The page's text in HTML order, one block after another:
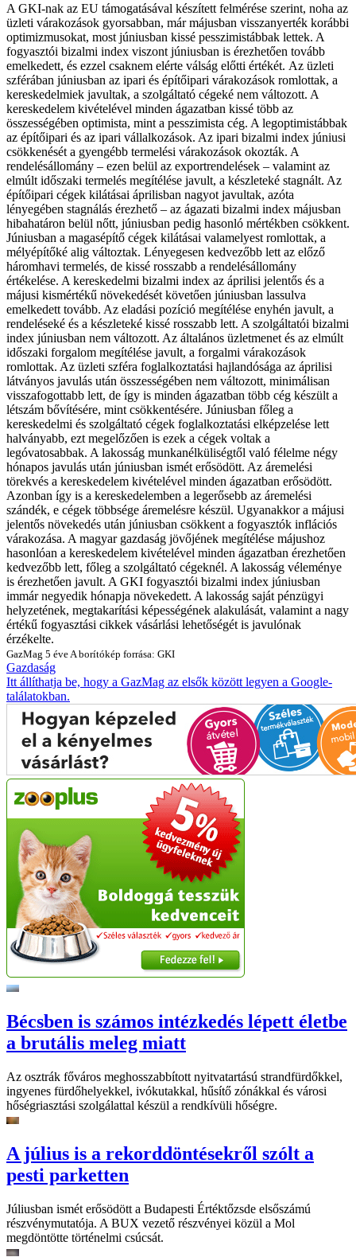
A GKI-nak az EU támogatásával készített felmérése szerint, noha az
üzleti várakozások gyorsabban, már májusban visszanyerték korábbi
optimizmusokat, most júniusban kissé pesszimistábbak lettek. A
fogyasztói bizalmi index viszont júniusban is érezhetően tovább
emelkedett, és ezzel csaknem elérte válság előtti értékét. Az üzleti
szférában júniusban az ipari és építőipari várakozások romlottak, a
kereskedelmiek javultak, a szolgáltató cégeké nem változott. A
kereskedelem kivételével minden ágazatban kissé több az
összességében optimista, mint a pesszimista cég. A legoptimistábbak
az építőipari és az ipari vállalkozások. Az ipari bizalmi index júniusi
csökkenését a gyengébb termelési várakozások okozták. A
rendelésállomány – ezen belül az exportrendelések – valamint az
elmúlt időszaki termelés megítélése javult, a készleteké stagnált. Az
építőipari cégek kilátásai áprilisban nagyot javultak, azóta
lényegében stagnálás érezhető – az ágazati bizalmi index májusban
hibahatáron belül nőtt, júniusban pedig hasonló mértékben csökkent.
Júniusban a magasépítő cégek kilátásai valamelyest romlottak, a
mélyépítőké alig változtak. Lényegesen kedvezőbb lett az előző
háromhavi termelés, de kissé rosszabb a rendelésállomány
értékelése. A kereskedelmi bizalmi index az áprilisi jelentős és a
májusi kismértékű növekedését követően júniusban lassulva
emelkedett tovább. Az eladási pozíció megítélése enyhén javult, a
rendeléseké és a készleteké kissé rosszabb lett. A szolgáltatói bizalmi
index júniusban nem változott. Az általános üzletmenet és az elmúlt
időszaki forgalom megítélése javult, a forgalmi várakozások
romlottak. Az üzleti szféra foglalkoztatási hajlandósága az áprilisi
látványos javulás után összességében nem változott, minimálisan
visszafogottabb lett, de így is minden ágazatban több cég készült a
létszám bővítésére, mint csökkentésére. Júniusban főleg a
kereskedelmi és szolgáltató cégek foglalkoztatási elképzelése lett
halványabb, ezt megelőzően is ezek a cégek voltak a
legóvatosabbak. A lakosság munkanélküliségtől való félelme négy
hónapos javulás után júniusban ismét erősödött. Az áremelési
törekvés a kereskedelem kivételével minden ágazatban erősödött.
Azonban így is a kereskedelemben a legerősebb az áremelési
szándék, e cégek többsége áremelésre készül. Ugyanakkor a májusi
jelentős növekedés után júniusban csökkent a fogyasztók inflációs
várakozása. A magyar gazdaság jövőjének megítélése májushoz
hasonlóan a kereskedelem kivételével minden ágazatban érezhetően
kedvezőbb lett, főleg a szolgáltató cégeknél. A lakosság véleménye
is érezhetően javult. A GKI fogyasztói bizalmi index júniusban
immár negyedik hónapja növekedett. A lakosság saját pénzügyi
helyzetének, megtakarítási képességének alakulását, valamint a nagy
értékű fogyasztási cikkek vásárlási lehetőségét is javulónak
érzékelte.
GazMag 5 éve A borítókép forrása: GKI
Gazdaság
Itt állíthatja be, hogy a GazMag az elsők között legyen a Google-
találatokban.
Bécsben is számos intézkedés lépett életbe
a brutális meleg miatt
Az osztrák főváros meghosszabbított nyitvatartású strandfürdőkkel,
ingyenes fürdőhelyekkel, ivókutakkal, hűsítő zónákkal és városi
hőségriasztási szolgálattal készül a rendkívüli hőségre.
A július is a rekorddöntésekről szólt a
pesti parketten
Júliusban ismét erősödött a Budapesti Értéktőzsde elsőszámú
részvénymutatója. A BUX vezető részvényei közül a Mol
megdöntötte történelmi csúcsát.